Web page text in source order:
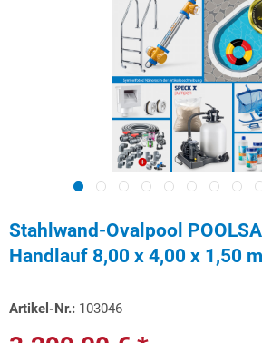
Stahlwand-Ovalpool
Handlauf 8,00 x 4,00 x 1,50
Artikel-Nr.: 103046